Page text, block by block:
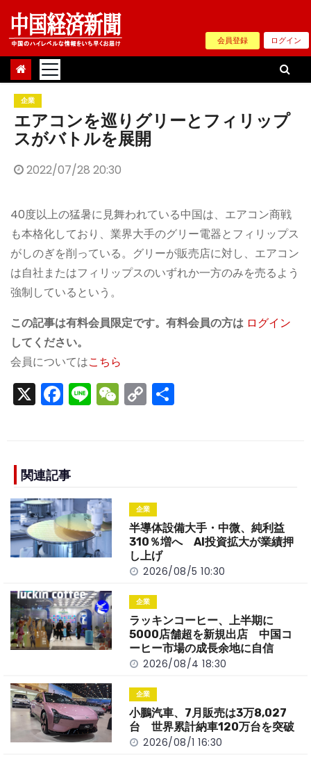
Skip
content
会員登録 ログイン
企業
エアコンを巡りグリーとフィリップ
スがバトルを展開
2022/07/28 20:30
40度以上の猛暑に見舞われている中国は、エアコン商戦
も本格化しており、業界大手のグリー電器とフィリップス
がしのぎを削っている。グリーが販売店に対し、エアコン
は自社またはフィリップスのいずれか一方のみを売るよう
強制しているという。
この記事は有料会員限定です。有料会員の方は ログイン
してください。
会員についてはこちら
X F
a
e
b
o
o
k
Li
n
W
e
C
o
n
k
関連記事
企業
半導体設備大手・中微、純利益
310％増へ AI投資拡大が業績押
し上げ
2026/08/5 10:30
企業
ラッキンコーヒー、上半期に
5000店舗超を新規出店 中国コ
ーヒー市場の成長余地に自信
2026/08/4 18:30
企業
小鵬汽車、7月販売は3万8,027
台 世界累計納車120万台を突破
2026/08/1 16:30